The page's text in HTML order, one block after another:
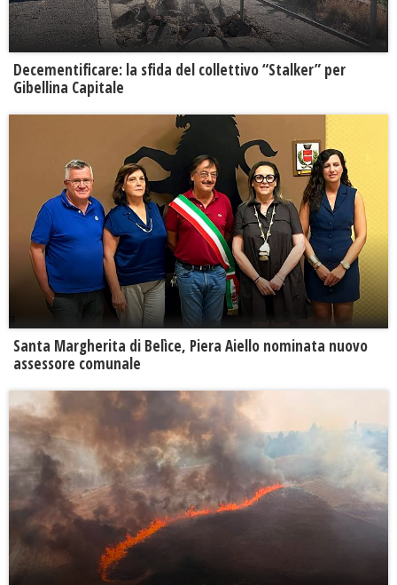
Decementificare: la sfida del collettivo “Stalker” per
Gibellina Capitale
Santa Margherita di Belìce, Piera Aiello nominata nuovo
assessore comunale